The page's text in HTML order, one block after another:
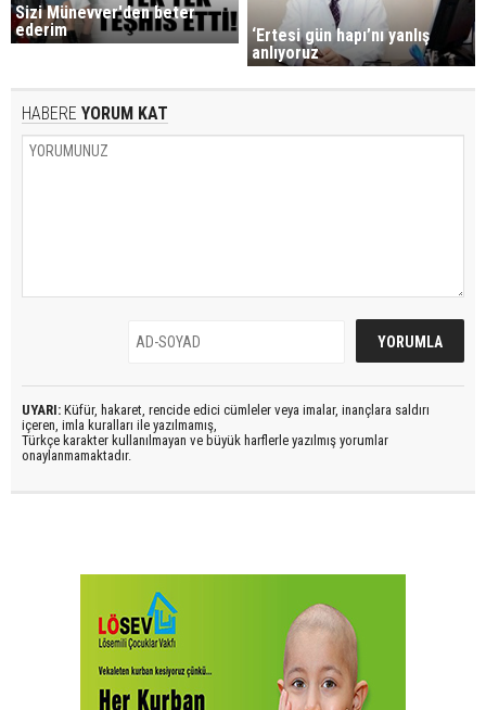
Sizi Münevver'den beter
ederim
‘Ertesi gün hapı’nı yanlış
anlıyoruz
HABERE YORUM KAT
UYARI: Küfür, hakaret, rencide edici cümleler veya imalar, inançlara saldırı
içeren, imla kuralları ile yazılmamış,
Türkçe karakter kullanılmayan ve büyük harflerle yazılmış yorumlar
onaylanmamaktadır.